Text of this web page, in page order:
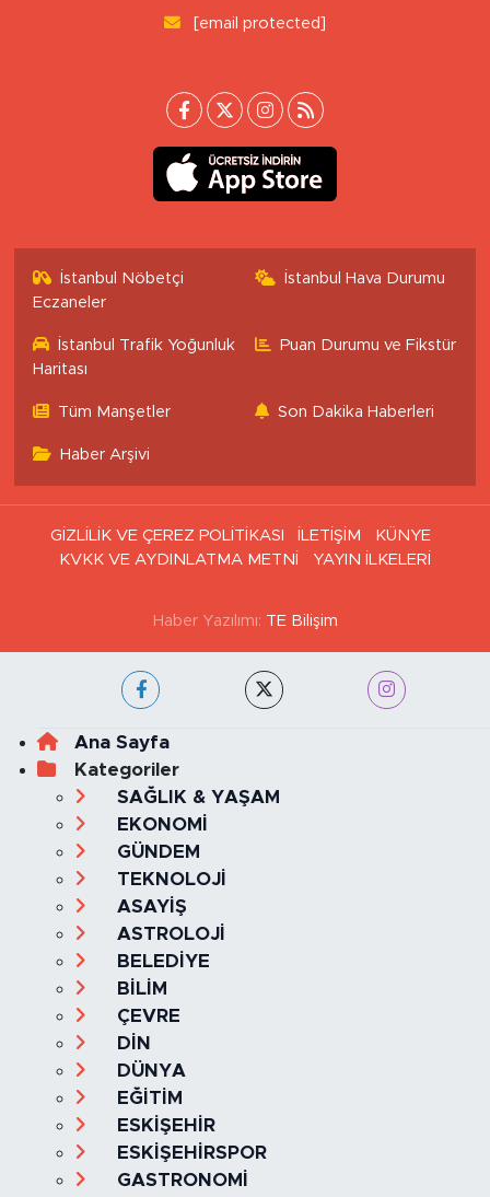
[email protected]
İstanbul Nöbetçi
Eczaneler
İstanbul Hava Durumu
İstanbul Trafik Yoğunluk
Haritası
Puan Durumu ve Fikstür
Tüm Manşetler Son Dakika Haberleri
Haber Arşivi
GİZLİLİK VE ÇEREZ POLİTİKASI İLETİŞİM
KÜNYE
KVKK VE AYDINLATMA METNİ
YAYIN İLKELERİ
Haber Yazılımı: TE Bilişim
Ana Sayfa
Kategoriler
SAĞLIK & YAŞAM
EKONOMİ
GÜNDEM
TEKNOLOJİ
ASAYİŞ
ASTROLOJİ
BELEDİYE
BİLİM
ÇEVRE
DİN
DÜNYA
EĞİTİM
ESKİŞEHİR
ESKİŞEHİRSPOR
GASTRONOMİ